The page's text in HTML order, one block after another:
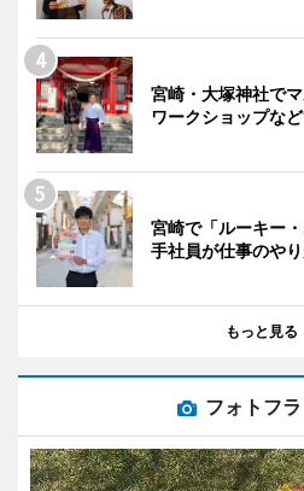
宮崎・大塚神社で
ワークショップな
宮崎で「ルーキー
手社員が仕事のや
もっと見る
フォトフ